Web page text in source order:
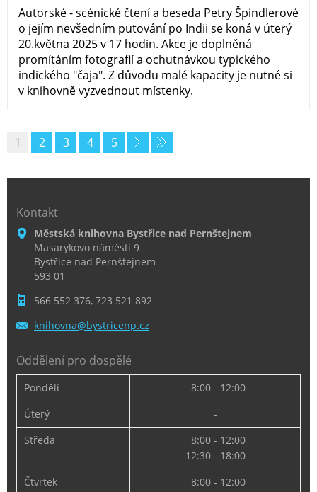
Autorské - scénické čtení a beseda Petry Špindlerové
o jejím nevšedním putování po Indii se koná v úterý
20.května 2025 v 17 hodin. Akce je doplněná
promítáním fotografií a ochutnávkou typického
indického "čaja". Z důvodu malé kapacity je nutné si
v knihovně vyzvednout místenky.
1 2 3 4 5
Kontakt
Městská knihovna Bystřice nad Pernštejnem
Masarykovo náměstí 9
Bystřice nad Pernštejnem
593 01
566 552 376, 723 521 892
knihovna@bystricenp.cz
Oddělení pro dospělé
Pondělí
8:00 - 12:00
Úterý
-
Středa
8:00 - 12:00
12:30 - 18:00
Čtvrtek
8:00 - 12:00